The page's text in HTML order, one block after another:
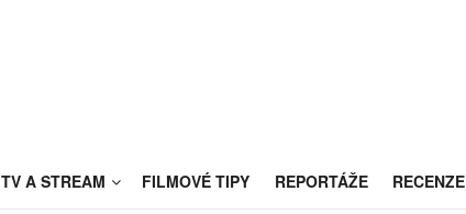
TV A STREAM FILMOVÉ TIPY REPORTÁŽE RECENZE